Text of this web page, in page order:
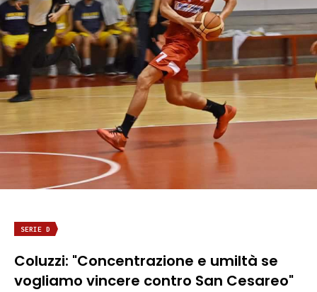
SERIE D
Coluzzi: "Concentrazione e umiltà se
vogliamo vincere contro San Cesareo"